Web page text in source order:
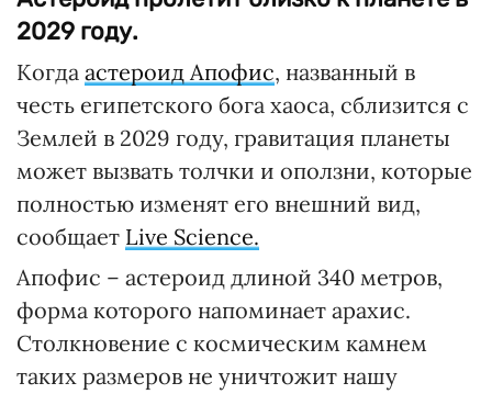
2029 году.
Когда астероид Апофис, названный в
честь египетского бога хаоса, сблизится с
Землей в 2029 году, гравитация планеты
может вызвать толчки и оползни, которые
полностью изменят его внешний вид,
сообщает Live Science.
Апофис – астероид длиной 340 метров,
форма которого напоминает арахис.
Столкновение с космическим камнем
таких размеров не уничтожит нашу